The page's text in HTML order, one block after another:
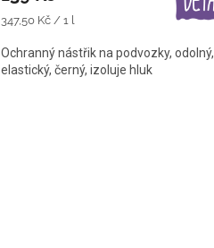
Měrná
347,50 Kč / 1 l
Ochranný nástřik na podvozky, odolný,
elastický, černý, izoluje hluk